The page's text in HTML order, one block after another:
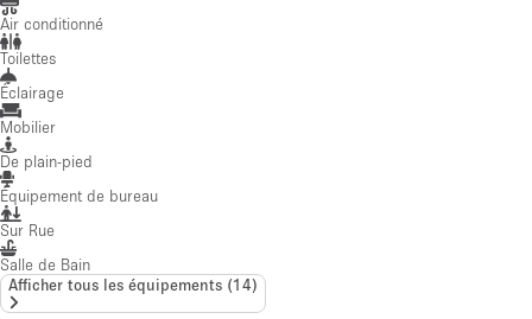
Air conditionné
Toilettes
Éclairage
Mobilier
De plain-pied
Équipement de bureau
Sur Rue
Salle de Bain
Afficher tous les équipements (14)